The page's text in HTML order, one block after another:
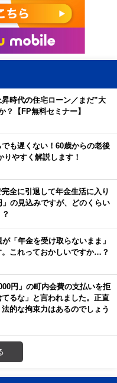
時代の住宅ローン／まだ”大
？【FP無料セミナー】
でも遅くない！60歳からの老後
りやすく解説します！
完全に引退して年金生活に入り
」の見込みですが、どのくらい
が「年金を受け取らないまま」
これっておかしいですか…？
円」の町内会費の支払いを拒
るな」と言われました。正直
的な拘束力はあるのでしょう